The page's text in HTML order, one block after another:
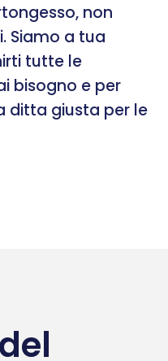
non
Siamo a tua
tutte le
bisogno e per
ditta giusta per le